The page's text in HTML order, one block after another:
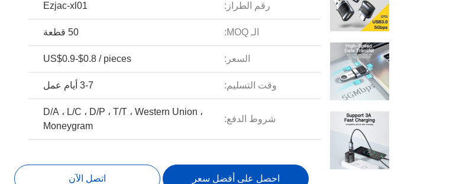
رقم الطراز: Ezjac-xl01
الـ MOQ: 50 قطعة
السعر: US$0.9-$0.8 / pieces
وقت التسليم: 3-7 أيام عمل
شروط الدفع:
D/A ، L/C ، D/P ، T/T ، Western Union ،
Moneygram
احصل على أفضل سعر اتصل الآن